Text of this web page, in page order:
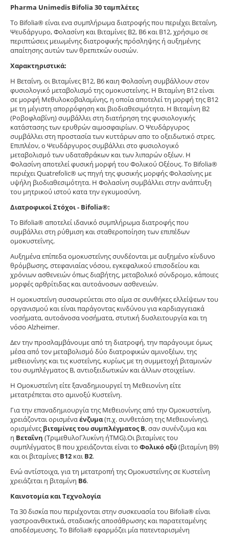
Pharma Unimedis Bifolia 30 ταμπλέτες
Το Bifolia® είναι ενα συμπλήρωμα διατροφής που περιέχει Βεταΐνη,
Ψευδάργυρο, Φολασίνη και Βιταμίνες Β2, Β6 και Β12, χρήσιμο σε
περιπτώσεις μειωμένης διατροφικής πρόσληψης ή αυξημένης
απαίτησης αυτών των θρεπιτκών ουσιών.
Χαρακτηριστικά:
Η Βεταΐνη, οι Βιταμίνες Β12, Β6 καιη Φολασίνη συμβάλλουν στον
φυσιολογικό μεταβολισμό της ομοκυστείνης. Η Βιταμίνη Β12 είναι
σε μορφή Μεθυλοκοβαλαμίνης, η οποία αποτελεί τη μορφή της Β12
με τη μέγιστη απορρόφηση και βιοδιαθεσιμότητα. Η Βιταμίνη Β2
(Ροβοφλαβίνη) συμβάλλει στη διατήρηση της φυσιολογικής
κατάστασης των ερυθρών αιμοσφαιρίων. Ο Ψευδάργυρος
συμβάλλει στη προστασία των κυττάρων απο το οξειδωτικό στρες.
Επιπλέον, ο Ψευδάργυρος συμβάλλει στο φυσιολογικό
μεταβολισμό των υδαταθράκων και των λιπαρών οξέων. Η
Φολασίνη αποτελεί φυσική μορφή του Φολικού Οξέους. Το Bifolia®
περιέχει Quatrefolic® ως πηγή της φυσικής μορφής Φολασίνης με
υψήλη βιοδιαθεσιμότητα. Η Φολασίνη συμβάλλει στην ανάπτυξη
του μητρικού ιστού κατα την εγκυμοσύνη.
Διατροφικοί Στόχοι - Bifolia®:
Το Bifolia® αποτελεί ιδανικό συμπλήρωμα διατροφής που
συμβάλλει στη ρύθμιση και σταθεροποίηση των επιπέδων
ομοκυστεΐνης.
Αυξημένα επίπεδα ομοκυστεΐνης συνδέονται με αυξημένο κίνδυνο
θρόμβωσης, στεφανιαίας νόσου, εγκεφαλικού επισοδείου και
χρόνιων ασθενειών όπως διαβήτης, μεταβολικό σύνδρομο, κάποιες
μορφές αρθρίτιδας και αυτοάνοσων ασθενειών.
Η ομοκυστεΐνη συσσωρεύεται στο αίμα σε συνθήκες ελλείψεων του
οργανισμού και είναι παράγοντας κινδύνου για καρδιαγγειακά
νοσήματα, αυτοάνοσα νοσήματα, στυτική δυσλειτουργία και τη
νόσο Alzheimer.
Δεν την προσλαμβάνουμε από τη διατροφή, την παράγουμε όμως
μέσα από τον μεταβολισμό δύο διατροφικών αμινοξέων, της
μεθειονίνης και τις κυστεΐνης, κυρίως με τη συμμετοχή βιταμινών
του συμπλέγματος Β, αντιοξειδωτικών και άλλων στοιχείων.
Η Ομοκυστεΐνη είτε ξαναδημιουργεί τη Μεθειονίνη είτε
μετατρέπεται στο αμινοξύ Κυστεΐνη.
Για την επαναδημιουργία της Μεθειονίνης από την Ομοκυστεΐνη,
χρειάζονται ορισμένα ένζυμα(π.χ. συνθετάση της Μεθειονίνης),
ορισμένες βιταμίνες του συμπλέγματος Β, σαν συνένζυμα και
η Βεταΐνη (ΤριμεθυλοΓλυκίνη ήTMG).Οι βιταμίνες του
συμπλέγματος Β που χρειάζονται είναι το Φολικό οξύ(βιταμίνη Β9)
και οι βιταμίνες Β12 και Β2.
Ενώ αντίστοιχα, για τη μετατροπή της Ομοκυστεΐνης σε Κυστεΐνη
χρειάζεται η βιταμίνη Β6.
Καινοτομία και Τεχνολογία
Τα 30 δισκία που περιέχονται στην συσκευασία του Bifolia® είναι
γαστροανθεκτικά, σταδιακής αποσάθρωσης και παρατεταμένης
αποδέσμευσης. Το Bifolia® εφαρμόζει μία πατενταρισμένη